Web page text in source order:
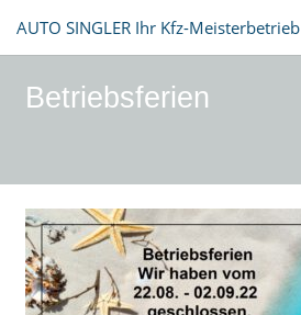
AUTO SINGLER Ihr Kfz-Meisterbetrieb
Betriebsferien